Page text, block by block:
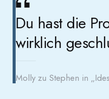
Du hast die
wirklich
Molly zu Stephen in